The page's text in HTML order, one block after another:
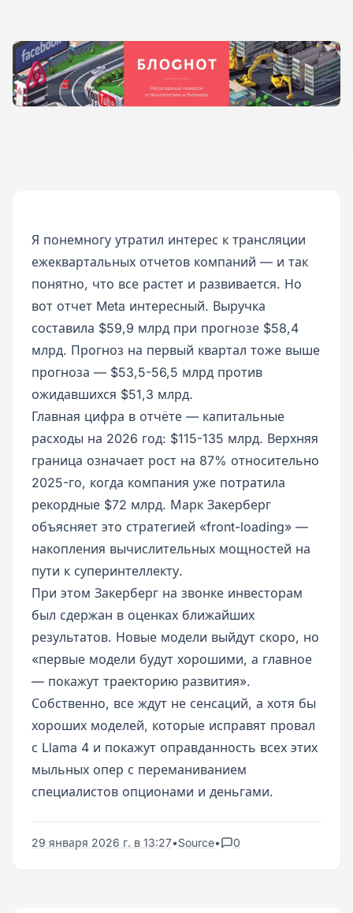
Я понемногу утратил интерес к трансляции
ежеквартальных отчетов компаний — и так
понятно, что все растет и развивается. Но
вот отчет Meta интересный. Выручка
составила $59,9 млрд при прогнозе $58,4
млрд. Прогноз на первый квартал тоже выше
прогноза — $53,5-56,5 млрд против
ожидавшихся $51,3 млрд.
Главная цифра в отчёте — капитальные
расходы на 2026 год: $115-135 млрд. Верхняя
граница означает рост на 87% относительно
2025-го, когда компания уже потратила
рекордные $72 млрд. Марк Закерберг
объясняет это стратегией «front-loading» —
накопления вычислительных мощностей на
пути к суперинтеллекту.
При этом Закерберг на звонке инвесторам
был сдержан в оценках ближайших
результатов. Новые модели выйдут скоро, но
«первые модели будут хорошими, а главное
— покажут траекторию развития».
Собственно, все ждут не сенсаций, а хотя бы
хороших моделей, которые исправят провал
с Llama 4 и покажут оправданность всех этих
мыльных опер с переманиванием
специалистов опционами и деньгами.
29 января 2026 г. в 13:27•Source• 0